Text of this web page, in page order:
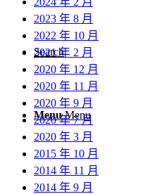
Search
Menu Menu
2023 年 8 月
2022 年 10 月
2021 年 2 月
2020 年 12 月
2020 年 11 月
2020 年 9 月
2020 年 7 月
2020 年 3 月
2015 年 10 月
2014 年 11 月
2014 年 9 月